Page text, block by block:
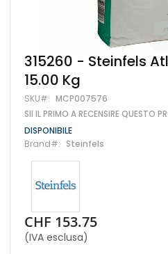
Vai
all'inizio
della
galleria
di
immagini
315260 - Steinfels
15.00 Kg
SKU MCP007576
SII IL PRIMO A RECENSIRE QUESTO
DISPONIBILE
Brand
Steinfels
CHF 153.75
(IVA esclusa)